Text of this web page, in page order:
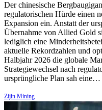
Der chinesische
regulatorischen Hürde einen
Expansion ein. Anstatt der
Übernahme von Allied Gold
lediglich eine
aktuelle Rekordzahlen und
Halbjahr 2026 die globale
Strategiewechsel nach
ursprüngliche Plan sah eine…
Zijin Mining